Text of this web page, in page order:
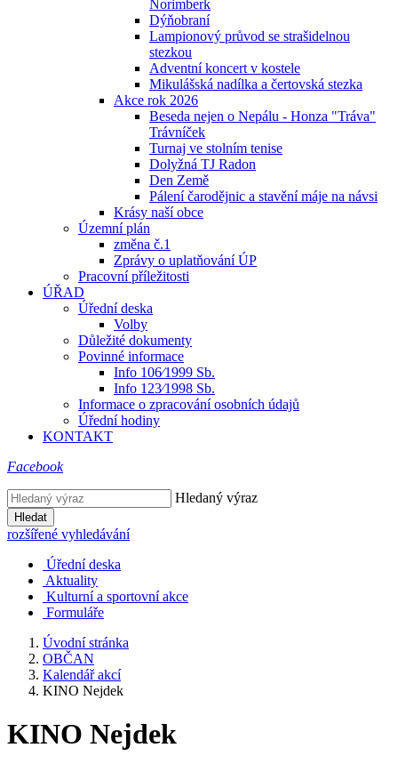
Norimberk
Dýňobraní
Lampionový průvod se strašidelnou
stezkou
Adventní koncert v kostele
Mikulášská nadílka a čertovská stezka
Akce rok 2026
Beseda nejen o Nepálu - Honza "Tráva"
Trávníček
Turnaj ve stolním tenise
Dolyžná TJ Radon
Den Země
Pálení čarodějnic a stavění máje na návsi
Krásy naší obce
Územní plán
změna č.1
Zprávy o uplatňování ÚP
Pracovní příležitosti
ÚŘAD
Úřední deska
Volby
Důležité dokumenty
Povinné informace
Info 106⁄1999 Sb.
Info 123⁄1998 Sb.
Informace o zpracování osobních údajů
Úřední hodiny
KONTAKT
Facebook
Hledaný výraz
Hledat
rozšířené vyhledávání
Úřední deska
Aktuality
Kulturní a sportovní akce
Formuláře
Úvodní stránka
OBČAN
Kalendář akcí
KINO Nejdek
KINO Nejdek